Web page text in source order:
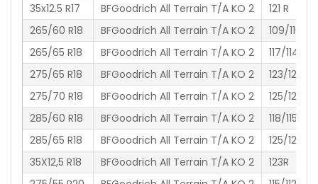
35x12.5 R17
BFGoodrich All Terrain T/A KO 2
121 R
265/60 R18
BFGoodrich All Terrain T/A KO 2
109/116S
265/65 R18
BFGoodrich All Terrain T/A KO 2
117/114 R
275/65 R18
BFGoodrich All Terrain T/A KO 2
123/120R
275/70 R18
BFGoodrich All Terrain T/A KO 2
125/122R
285/60 R18
BFGoodrich All Terrain T/A KO 2
118/115 S
285/65 R18
BFGoodrich All Terrain T/A KO 2
125/122R
35X12,5 R18
BFGoodrich All Terrain T/A KO 2
123R